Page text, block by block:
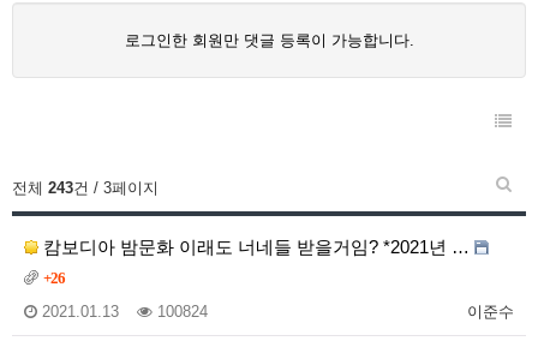
로그인한 회원만 댓글 등록이 가능합니다.
전체 243건 / 3페이지
캄보디아 밤문화 이래도 너네들 받을거임? *2021년 …
+26
이준수
2021.01.13 100824